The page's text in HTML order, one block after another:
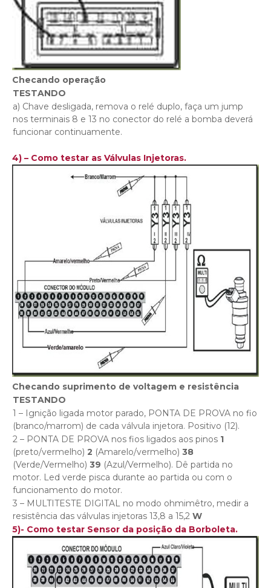
Checando operação
TESTANDO
a) Chave desligada, remova o relé duplo, faça um jump
nos terminais 8 e 13 no conector do relé a bomba deverá
funcionar continuamente.
4) – Como testar as Válvulas Injetoras.
Checando suprimento de voltagem e resistência
TESTANDO
1 – Ignição ligada motor parado, PONTA DE PROVA no fio
(branco/marrom) de cada válvula injetora. Positivo (12).
2 – PONTA DE PROVA nos fios ligados aos pinos 1
(preto/vermelho) 2 (Amarelo/vermelho) 38
(Verde/Vermelho) 39 (Azul/Vermelho). Dê partida no
motor. Led verde pisca durante ao partida ou com o
funcionamento do motor.
3 – MULTITESTE DIGITAL no modo ohmimêtro, medir a
resistência das válvulas injetoras 13,8 a 15,2 W
5)- Como testar Sensor da posição da Borboleta.